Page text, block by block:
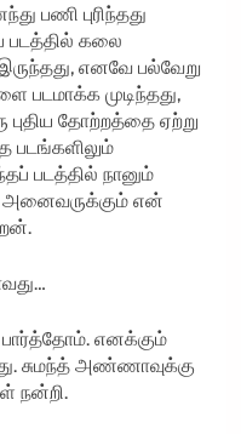
பணி புரிந்தது
படத்தில் கலை
எனவே பல்வேறு
முடிந்தது,
புதிய தோற்றத்தை ஏற்று
படங்களிலும்
படத்தில் நானும்
அனைவருக்கும் என்
எனக்கும்
சுமந்த் அண்ணாவுக்கு
நன்றி.